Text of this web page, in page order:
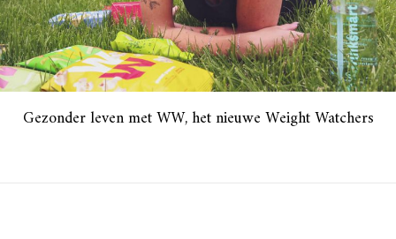
Gezonder leven met WW, het nieuwe Weight Watchers